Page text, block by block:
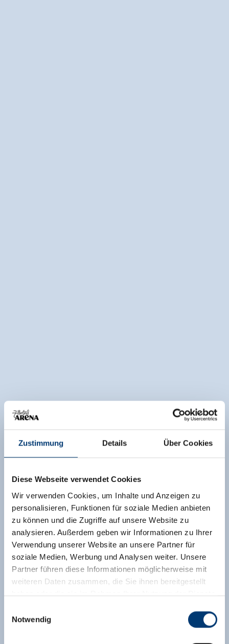
Zustimmung Details Über Cookies
Diese Webseite verwendet Cookies
Wir verwenden Cookies, um Inhalte und Anzeigen zu
personalisieren, Funktionen für soziale Medien anbieten
zu können und die Zugriffe auf unsere Website zu
analysieren. Außerdem geben wir Informationen zu Ihrer
Verwendung unserer Website an unsere Partner für
soziale Medien, Werbung und Analysen weiter. Unsere
Partner führen diese Informationen möglicherweise mit
weiteren Daten zusammen, die Sie ihnen bereitgestellt
haben oder die sie im Rahmen Ihrer Nutzung der Dienste
Notwendig